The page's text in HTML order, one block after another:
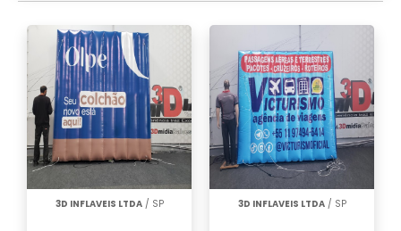
3D INFLAVEIS LTDA/ SP 3D INFLAVEIS LTDA/ SP